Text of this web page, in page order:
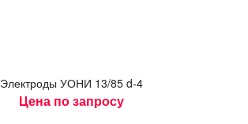
Элек­тро­ды У­ОНИ 13/85 d-4
Цена по запросу